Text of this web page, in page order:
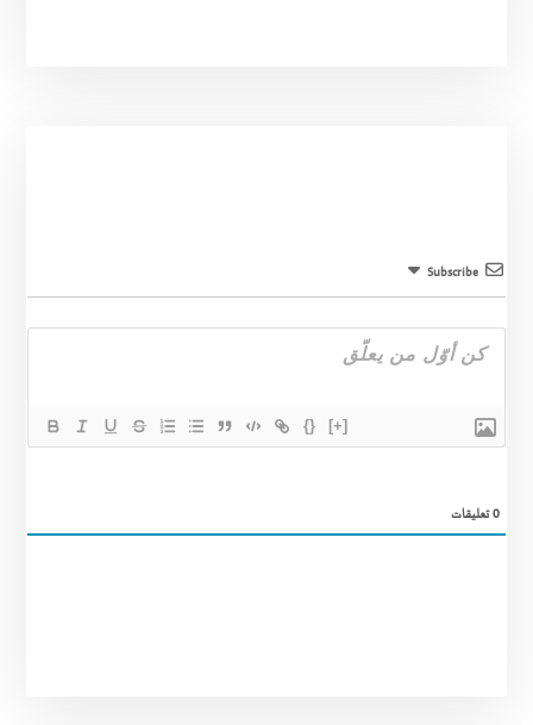
Subscribe
{} [+]
0تعليقات